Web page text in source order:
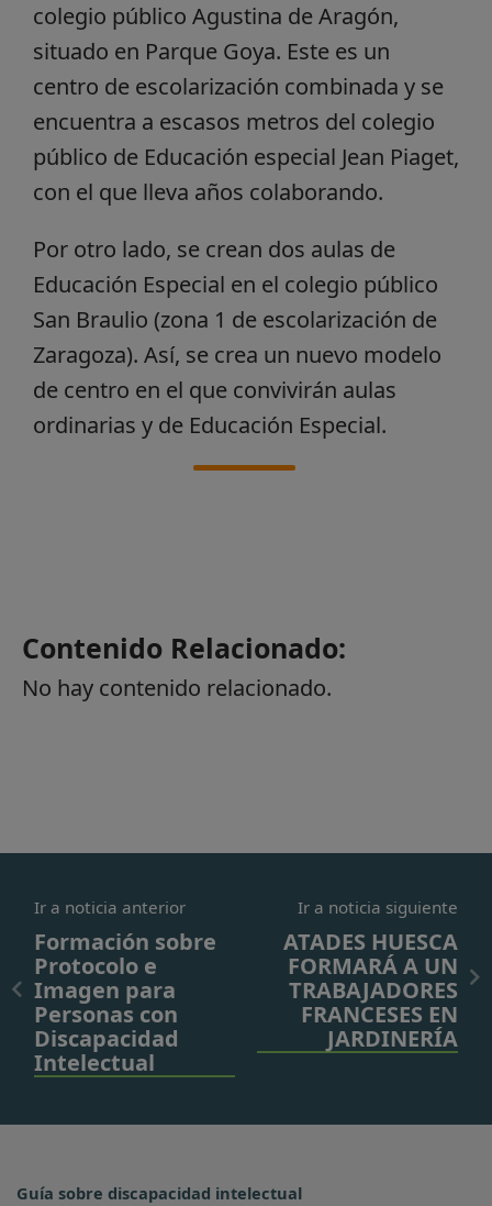
colegio público Agustina de Aragón,
situado en Parque Goya. Este es un
centro de escolarización combinada y se
encuentra a escasos metros del colegio
público de Educación especial Jean Piaget,
con el que lleva años colaborando.
Por otro lado, se crean dos aulas de
Educación Especial en el colegio público
San Braulio (zona 1 de escolarización de
Zaragoza). Así, se crea un nuevo modelo
de centro en el que convivirán aulas
ordinarias y de Educación Especial.
Contenido Relacionado:
No hay contenido relacionado.
Ir a noticia anterior
Formación sobre
Protocolo e
Imagen para
Personas con
Discapacidad
Intelectual
Ir a noticia siguiente
ATADES HUESCA
FORMARÁ A UN
TRABAJADORES
FRANCESES EN
JARDINERÍA
Guía sobre discapacidad intelectual